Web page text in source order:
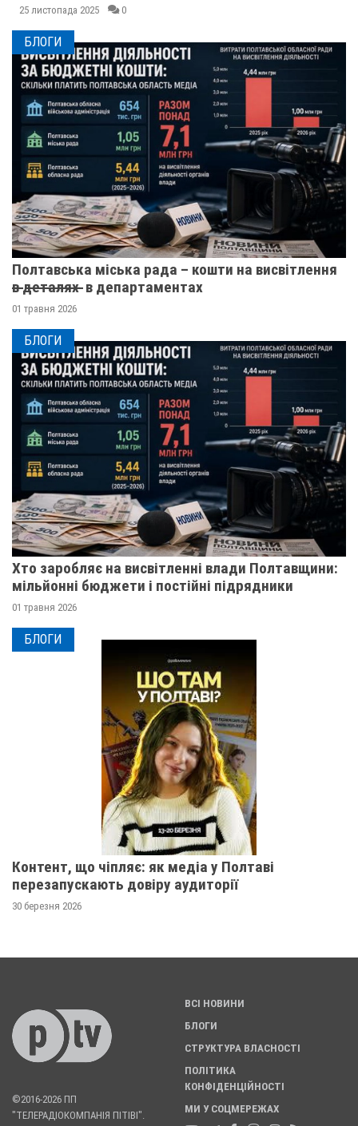
25 листопада 2025 0
БЛОГИ
Полтавська міська рада – кошти на висвітлення
в̶ ̶д̶е̶т̶а̶л̶я̶х̶ ̶ в департаментах
01 травня 2026
БЛОГИ
Хто заробляє на висвітленні влади Полтавщини:
мільйонні бюджети і постійні підрядники
01 травня 2026
БЛОГИ
Контент, що чіпляє: як медіа у Полтаві
перезапускають довіру аудиторії
30 березня 2026
©2016-2026 ПП
"ТЕЛЕРАДІОКОМПАНІЯ ПІТІВІ".
ВСІ НОВИНИ
БЛОГИ
СТРУКТУРА ВЛАСНОСТІ
ПОЛІТИКА
КОНФІДЕНЦІЙНОСТІ
МИ У СОЦМЕРЕЖАХ